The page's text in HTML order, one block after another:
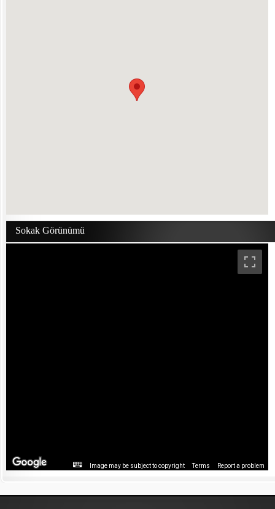
Sokak Görünümü
Image may be subject to copyright Terms Report a problem